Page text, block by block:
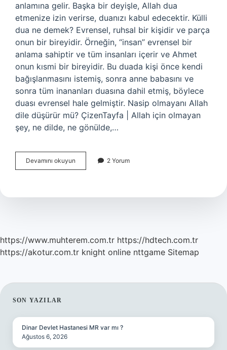
anlamına gelir. Başka bir deyişle, Allah dua
etmenize izin verirse, duanızı kabul edecektir. Külli
dua ne demek? Evrensel, ruhsal bir kişidir ve parça
onun bir bireyidir. Örneğin, “insan” evrensel bir
anlama sahiptir ve tüm insanları içerir ve Ahmet
onun kısmi bir bireyidir. Bu duada kişi önce kendi
bağışlanmasını istemiş, sonra anne babasını ve
sonra tüm inananları duasına dahil etmiş, böylece
duası evrensel hale gelmiştir. Nasip olmayanı Allah
dile düşürür mü? ÇizenTayfa | Allah için olmayan
şey, ne dilde, ne gönülde,…
Devamını okuyun
Külliyet
Karin
2 Yorum
https://www.muhterem.com.tr https://hdtech.com.tr
https://akotur.com.tr knight online nttgame Sitemap
SIDEBAR
SON YAZILAR
Dinar Devlet Hastanesi MR var mı ?
Ağustos 6, 2026